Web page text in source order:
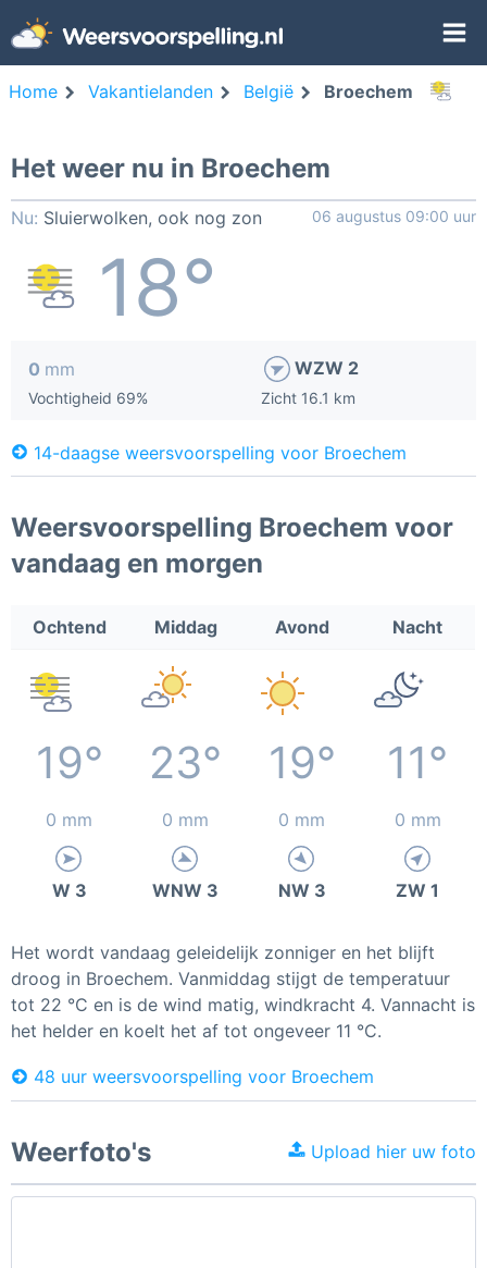
Home Vakantielanden België Broechem
Het weer nu in Broechem
Nu: Sluierwolken, ook nog zon 06 augustus 09:00 uur
18°
0 mm
Vochtigheid 69%
WZW 2
Zicht 16.1 km
14-daagse weersvoorspelling voor Broechem
Weersvoorspelling Broechem voor
vandaag en morgen
Ochtend Middag Avond Nacht
19° 23° 19° 11°
0 mm 0 mm 0 mm 0 mm
W 3 WNW 3 NW 3 ZW 1
Het wordt vandaag geleidelijk zonniger en het blijft
droog in Broechem. Vanmiddag stijgt de temperatuur
tot 22 °C en is de wind matig, windkracht 4. Vannacht is
het helder en koelt het af tot ongeveer 11 °C.
48 uur weersvoorspelling voor Broechem
Weerfoto's Upload hier uw foto